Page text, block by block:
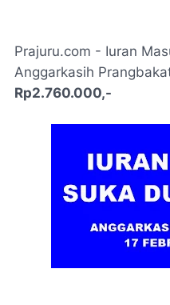
Prajuru.com - Iuran
Anggarkasih
Rp2.760.000,-